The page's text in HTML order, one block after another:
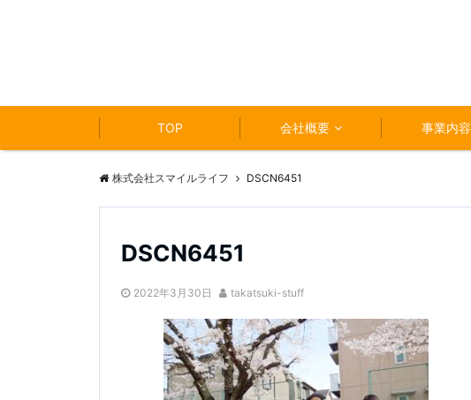
TOP 会社概要 事業内容
株式会社スマイルライフ DSCN6451
DSCN6451
2022年3月30日 takatsuki-stuff